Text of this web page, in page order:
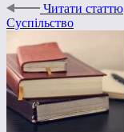
Читати статтю
Суспільство